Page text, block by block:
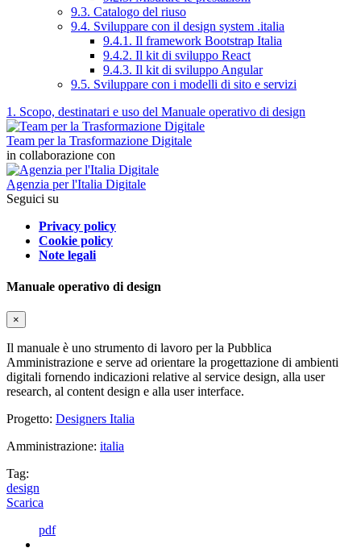
9.3. Catalogo del riuso
9.4. Sviluppare con il design system .italia
9.4.1. Il framework Bootstrap Italia
9.4.2. Il kit di sviluppo React
9.4.3. Il kit di sviluppo Angular
9.5. Sviluppare con i modelli di sito e servizi
1. Scopo, destinatari e uso del Manuale operativo di design
Team per la Trasformazione Digitale
in collaborazione con
Agenzia per l'Italia Digitale
Seguici su
Privacy policy
Cookie policy
Note legali
Manuale operativo di design
×
Il manuale è uno strumento di lavoro per la Pubblica
Amministrazione e serve ad orientare la progettazione di ambienti
digitali fornendo indicazioni relative al service design, alla user
research, al content design e alla user interface.
Progetto: Designers Italia
Amministrazione: italia
Tag:
design
Scarica
pdf